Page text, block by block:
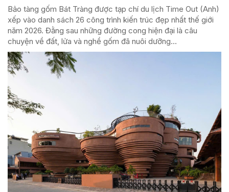
Bảo tàng gốm Bát Tràng được tạp chí du lịch Time Out (Anh)
xếp vào danh sách 26 công trình kiến trúc đẹp nhất thế giới
năm 2026. Đằng sau những đường cong hiện đại là câu
chuyện về đất, lửa và nghề gốm đã nuôi dưỡng...